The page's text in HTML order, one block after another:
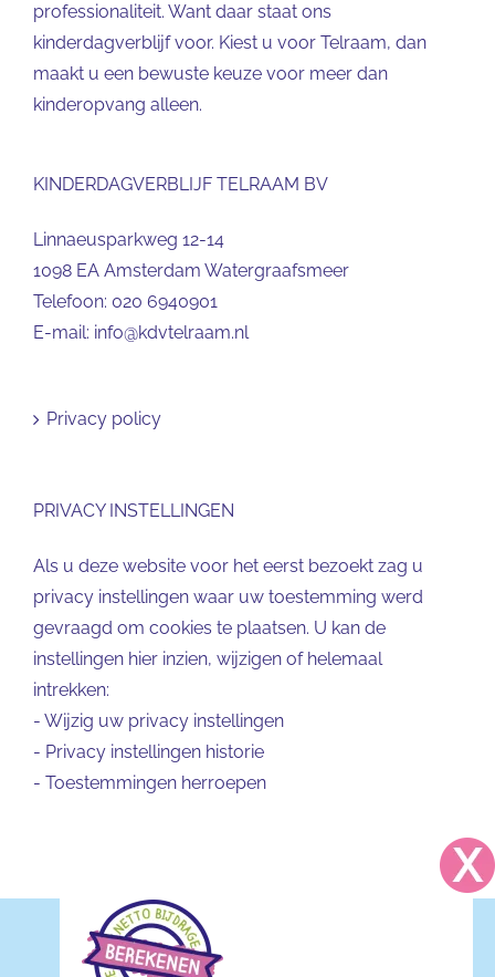
professionaliteit. Want daar staat ons
kinderdagverblijf voor. Kiest u voor Telraam, dan
maakt u een bewuste keuze voor meer dan
kinderopvang alleen.
KINDERDAGVERBLIJF TELRAAM BV
Linnaeusparkweg 12-14
1098 EA Amsterdam Watergraafsmeer
Telefoon: 020 6940901
E-mail: info@kdvtelraam.nl
Privacy policy
PRIVACY INSTELLINGEN
Als u deze website voor het eerst bezoekt zag u
privacy instellingen waar uw toestemming werd
gevraagd om cookies te plaatsen. U kan de
instellingen hier inzien, wijzigen of helemaal
intrekken:
- Wijzig uw privacy instellingen
- Privacy instellingen historie
- Toestemmingen herroepen
Copyright 2025 Kinderdagverblijf Telraam BV | Alle rechten
voorbehouden | Website door